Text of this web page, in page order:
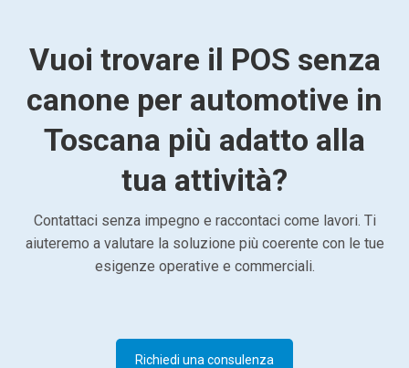
Vuoi trovare il POS senza
canone per automotive in
Toscana più adatto alla
tua attività?
Contattaci senza impegno e raccontaci come lavori. Ti
aiuteremo a valutare la soluzione più coerente con le tue
esigenze operative e commerciali.
Richiedi una consulenza